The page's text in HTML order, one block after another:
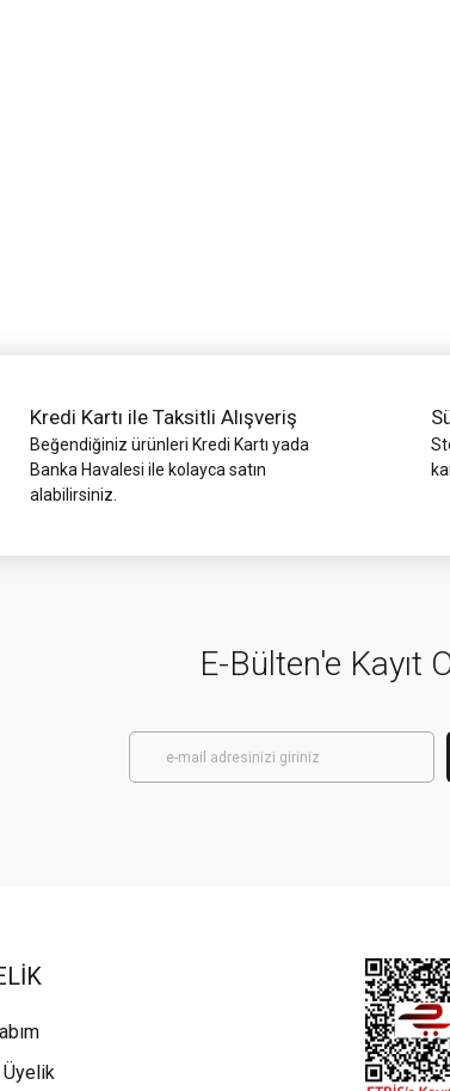
Kredi Kartı ile Taksitli Alışveriş
Beğendiğiniz ürünleri Kredi Kartı yada
Banka Havalesi ile kolayca satın
alabilirsiniz.
E-Bülten'e Kayıt
Üyelik